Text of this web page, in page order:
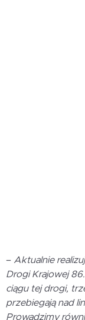
– Aktualnie
Drogi Krajowej
ciągu tej drogi,
przebiegają nad
Prowadzimy